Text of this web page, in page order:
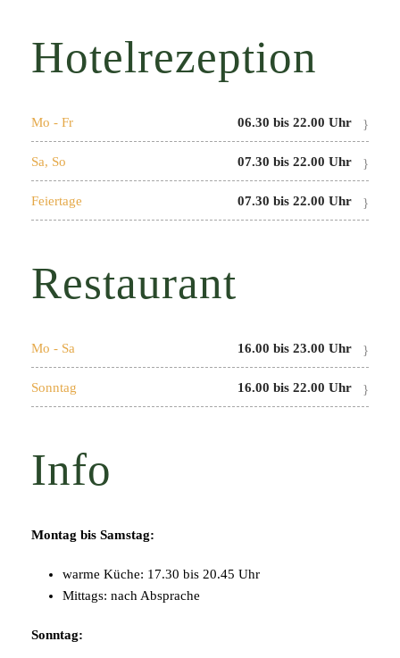
Hotelrezeption
Mo - Fr 06.30 bis 22.00 Uhr
Sa, So 07.30 bis 22.00 Uhr
Feiertage 07.30 bis 22.00 Uhr
Restaurant
Mo - Sa 16.00 bis 23.00 Uhr
Sonntag 16.00 bis 22.00 Uhr
Info
Montag bis Samstag:
warme Küche: 17.30 bis 20.45 Uhr
Mittags: nach Absprache
Sonntag: